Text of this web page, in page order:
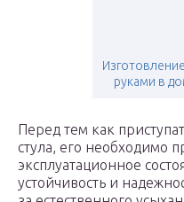
руками в
Перед тем как
стула, его необходимо
эксплуатационное
устойчивость и